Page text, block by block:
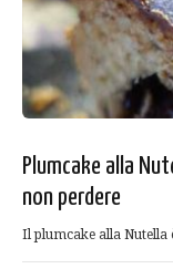
Plumcake alla
non perdere
Il plumcake alla Nutella